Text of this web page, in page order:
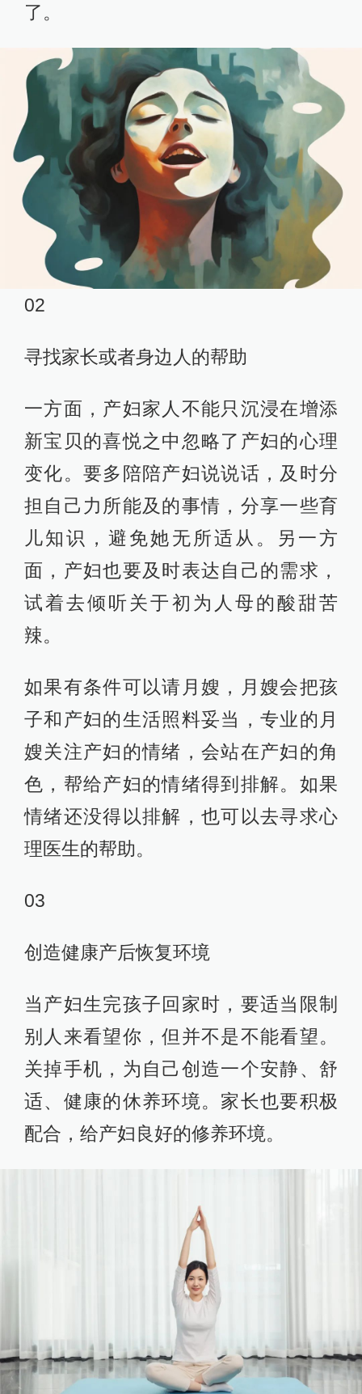
了。
02
寻找家长或者身边人的帮助
一方面，产妇家人不能只沉浸在增添
新宝贝的喜悦之中忽略了产妇的心理
变化。要多陪陪产妇说说话，及时分
担自己力所能及的事情，分享一些育
儿知识，避免她无所适从。另一方
面，产妇也要及时表达自己的需求，
试着去倾听关于初为人母的酸甜苦
辣。
如果有条件可以请月嫂，月嫂会把孩
子和产妇的生活照料妥当，专业的月
嫂关注产妇的情绪，会站在产妇的角
色，帮给产妇的情绪得到排解。如果
情绪还没得以排解，也可以去寻求心
理医生的帮助。
03
创造健康产后恢复环境
当产妇生完孩子回家时，要适当限制
别人来看望你，但并不是不能看望。
关掉手机，为自己创造一个安静、舒
适、健康的休养环境。家长也要积极
配合，给产妇良好的修养环境。